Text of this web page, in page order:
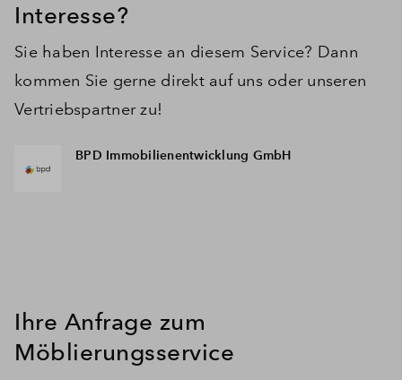
Interesse?
Sie haben Interesse an diesem Service? Dann
kommen Sie gerne direkt auf uns oder unseren
Vertriebspartner zu!
BPD Immobilienentwicklung GmbH
Ihre Anfrage zum
Möblierungsservice